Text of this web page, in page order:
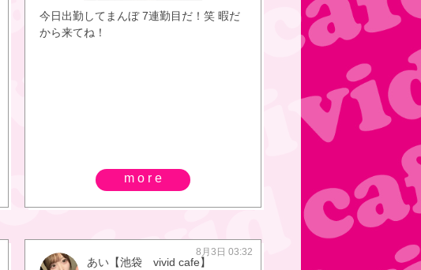
今日出勤してまんぼ 7連勤目だ！笑 暇だ
から来てね！
more
あい【池袋 vivid cafe】
8月3日 03:32